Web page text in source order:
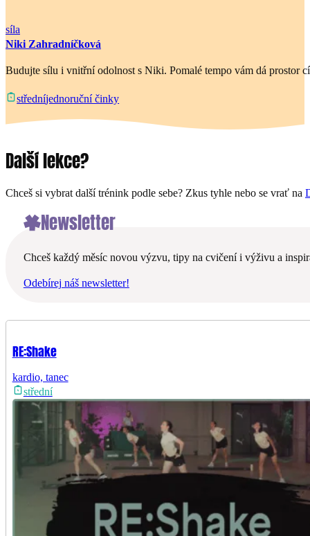
síla
Niki Zahradníčková
Budujte sílu i vnitřní odolnost s Niki. Pomalé tempo vám dá prostor
středníjednoruční činky
Další lekce?
Chceš si vybrat další trénink podle sebe? Zkus tyhle nebo se vrať na
Newsletter
Chceš každý měsíc novou výzvu, tipy na cvičení i výživu a
Odebírej náš newsletter!
RE:Shake
kardio, tanec
střední